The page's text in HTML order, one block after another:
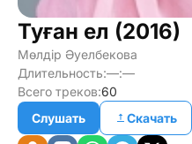
Туған ел (2016)
Мөлдір Әуелбекова
Длительность:—:—
Всего треков:60
Слушать
Скачать